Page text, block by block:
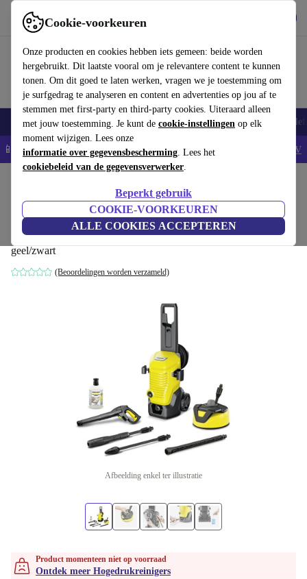
Cookie-voorkeuren
Onze producten en cookies hebben iets gemeen: beide worden
hergebruikt. Dit laatste vooral om je relevantere content te kunnen
tonen. Om dit goed te laten werken, vragen we je toestemming om
je surfgedrag te analyseren en content en advertenties op jou af te
stemmen met first-party en third-party cookies. Uiteraard alleen
met jouw toestemming. Je kunt de cookie-instellingen op elk
moment wijzigen. Lees onze
informatie over gegevensbescherming. Lees het
cookiebeleid van de gegevensverwerker.
Beperkt gebruik
COOKIE-VOORKEUREN
ALLE COOKIES ACCEPTEREN
Gebruik refurbed snel en eenvoudig
Smartphones Laptops Tablets Smartwatches Accessoires
📱5% EXTRA korting op alle iPhones – Code: IPHONEDEAL - AV
Kärcher K 4 WCM Premium Home
Hogedrukreiniger
geel/zwart
(Beoordelingen worden verzameld)
Afbeelding enkel ter illustratie
Product momenteen niet op voorraad
Ontdek meer Hogedrukreinigers